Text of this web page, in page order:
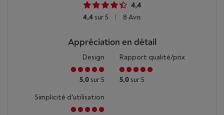
4,4
4,4 sur 5 8 Avis
Appréciation en détail
Design
5,0 sur 5
Rapport qualité/prix
5,0 sur 5
Simplicité d'utilisation